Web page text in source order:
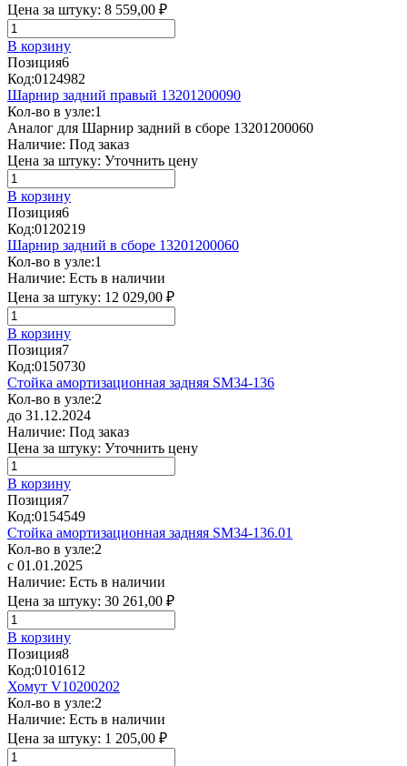
Цена за штуку: 8 559,00 ₽
В корзину
Позиция6
Код:0124982
Шарнир задний правый 13201200090
Кол-во в узле:1
Аналог для Шарнир задний в сборе 13201200060
Наличие: Под заказ
Цена за штуку: Уточнить цену
В корзину
Позиция6
Код:0120219
Шарнир задний в сборе 13201200060
Кол-во в узле:1
Наличие: Есть в наличии
Цена за штуку: 12 029,00 ₽
В корзину
Позиция7
Код:0150730
Стойка амортизационная задняя SM34-136
Кол-во в узле:2
до 31.12.2024
Наличие: Под заказ
Цена за штуку: Уточнить цену
В корзину
Позиция7
Код:0154549
Стойка амортизационная задняя SM34-136.01
Кол-во в узле:2
с 01.01.2025
Наличие: Есть в наличии
Цена за штуку: 30 261,00 ₽
В корзину
Позиция8
Код:0101612
Хомут V10200202
Кол-во в узле:2
Наличие: Есть в наличии
Цена за штуку: 1 205,00 ₽